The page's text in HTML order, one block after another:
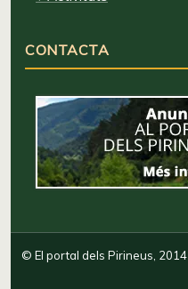
CONTACTA
© El portal dels Pirineus, 2014